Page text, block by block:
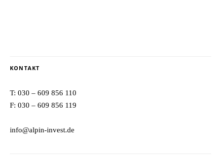
KONTAKT
T: 030 – 609 856 110
F: 030 – 609 856 119
info@alpin-invest.de